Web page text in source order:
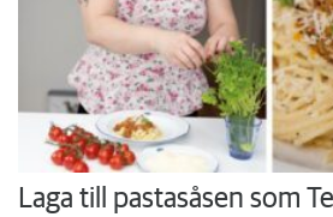
Laga till pastasåsen som